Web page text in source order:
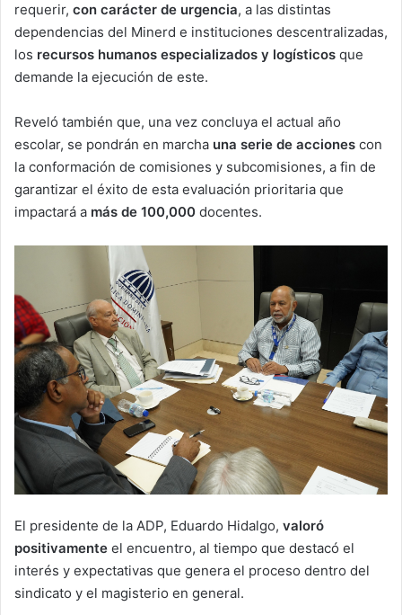
requerir, con carácter de urgencia, a las distintas
dependencias del Minerd e instituciones descentralizadas,
los recursos humanos especializados y logísticos que
demande la ejecución de este.
Reveló también que, una vez concluya el actual año
escolar, se pondrán en marcha una serie de acciones con
la conformación de comisiones y subcomisiones, a fin de
garantizar el éxito de esta evaluación prioritaria que
impactará a más de 100,000 docentes.
El presidente de la ADP, Eduardo Hidalgo, valoró
positivamente el encuentro, al tiempo que destacó el
interés y expectativas que genera el proceso dentro del
sindicato y el magisterio en general.